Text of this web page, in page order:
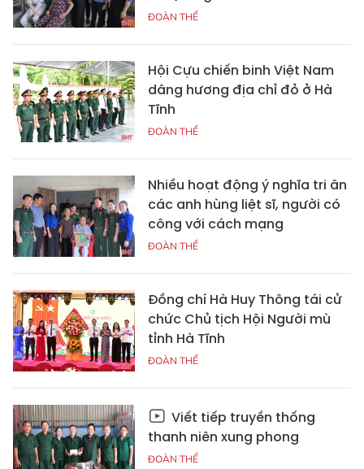
ĐOÀN THỂ
Hội Cựu chiến binh Việt Nam
dâng hương địa chỉ đỏ ở Hà
Tĩnh
ĐOÀN THỂ
Nhiều hoạt động ý nghĩa tri ân
các anh hùng liệt sĩ, người có
công với cách mạng
ĐOÀN THỂ
Đồng chí Hà Huy Thông tái cử
chức Chủ tịch Hội Người mù
tỉnh Hà Tĩnh
ĐOÀN THỂ
Viết tiếp truyền thống
thanh niên xung phong
ĐOÀN THỂ